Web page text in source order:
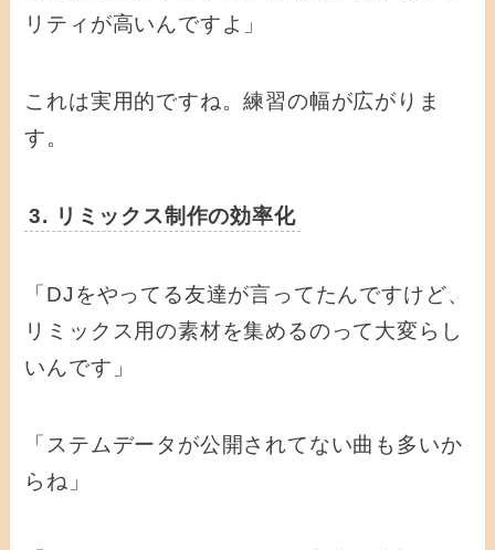
リティが高いんですよ」
これは実用的ですね。練習の幅が広がりま
す。
3. リミックス制作の効率化
「DJをやってる友達が言ってたんですけど、
リミックス用の素材を集めるのって大変らし
いんです」
「ステムデータが公開されてない曲も多いか
らね」